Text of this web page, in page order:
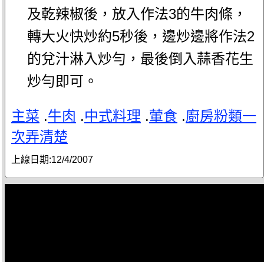
及乾辣椒後，放入作法3的牛肉條，
轉大火快炒約5秒後，邊炒邊將作法2
的兌汁淋入炒勻，最後倒入蒜香花生
炒勻即可。
主菜 .牛肉 .中式料理 .葷食 .廚房粉類一
次弄清楚
上線日期:12/4/2007